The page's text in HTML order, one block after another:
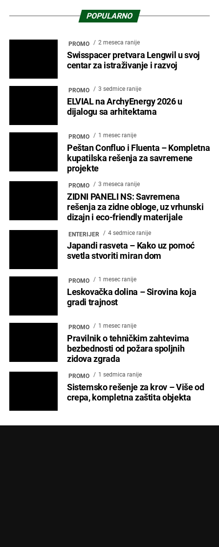
POPULARNO
PROMO 2 meseca ranije
Swisspacer pretvara Lengwil u svoj
centar za istraživanje i razvoj
PROMO 3 sedmice ranije
ELVIAL na ArchyEnergy 2026 u
dijalogu sa arhitektama
PROMO 1 mesec ranije
Peštan Confluo i Fluenta – Kompletna
kupatilska rešenja za savremene
projekte
PROMO 3 meseca ranije
ZIDNI PANELI NS: Savremena
rešenja za zidne obloge, uz vrhunski
dizajn i eco-friendly materijale
ENTERIJER 4 sedmice ranije
Japandi rasveta – Kako uz pomoć
svetla stvoriti miran dom
PROMO 1 mesec ranije
Leskovačka dolina – Sirovina koja
gradi trajnost
PROMO 1 mesec ranije
Pravilnik o tehničkim zahtevima
bezbednosti od požara spoljnih
zidova zgrada
PROMO 1 sedmica ranije
Sistemsko rešenje za krov – Više od
crepa, kompletna zaštita objekta